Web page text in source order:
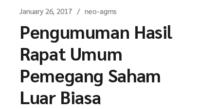
January 26, 2017 neo-agms
Pengumuman Hasil
Rapat Umum
Pemegang Saham
Luar Biasa